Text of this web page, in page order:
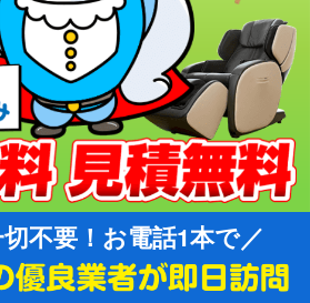
不要！お電話1本で